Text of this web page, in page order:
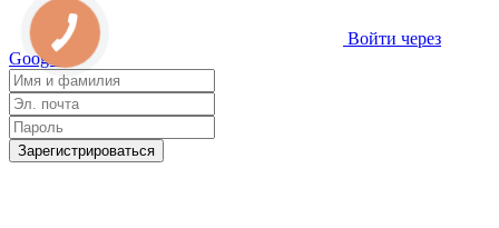
Войти через
Google
Зарегистрироваться